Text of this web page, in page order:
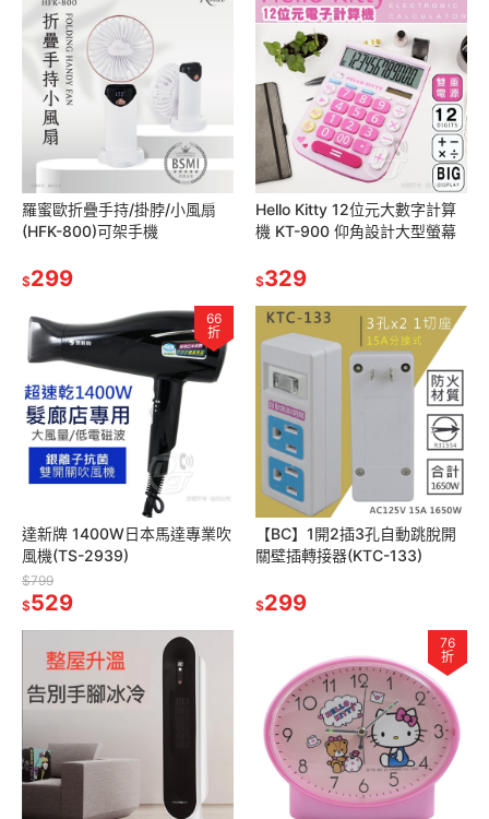
羅蜜歐折疊手持/掛脖/小風扇
(HFK-800)可架手機
$299
Hello Kitty 12位元大數字計算
機 KT-900 仰角設計大型螢幕
$329
66
折
達新牌 1400W日本馬達專業吹
風機(TS-2939)
$799
$529
【BC】1開2插3孔自動跳脫開
關壁插轉接器(KTC-133)
$299
76
折